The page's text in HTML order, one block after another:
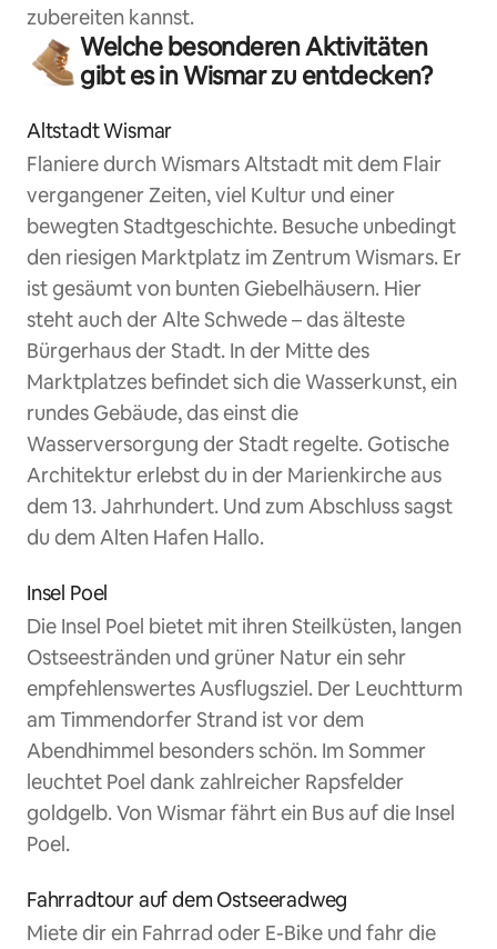
zubereiten kannst.
Welche besonderen Aktivitäten
gibt es in Wismar zu entdecken?
Altstadt Wismar
Flaniere durch Wismars Altstadt mit dem Flair
vergangener Zeiten, viel Kultur und einer
bewegten Stadtgeschichte. Besuche unbedingt
den riesigen Marktplatz im Zentrum Wismars. Er
ist gesäumt von bunten Giebelhäusern. Hier
steht auch der Alte Schwede – das älteste
Bürgerhaus der Stadt. In der Mitte des
Marktplatzes befindet sich die Wasserkunst, ein
rundes Gebäude, das einst die
Wasserversorgung der Stadt regelte. Gotische
Architektur erlebst du in der Marienkirche aus
dem 13. Jahrhundert. Und zum Abschluss sagst
du dem Alten Hafen Hallo.
Insel Poel
Die Insel Poel bietet mit ihren Steilküsten, langen
Ostseestränden und grüner Natur ein sehr
empfehlenswertes Ausflugsziel. Der Leuchtturm
am Timmendorfer Strand ist vor dem
Abendhimmel besonders schön. Im Sommer
leuchtet Poel dank zahlreicher Rapsfelder
goldgelb. Von Wismar fährt ein Bus auf die Insel
Poel.
Fahrradtour auf dem Ostseeradweg
Miete dir ein Fahrrad oder E-Bike und fahr die